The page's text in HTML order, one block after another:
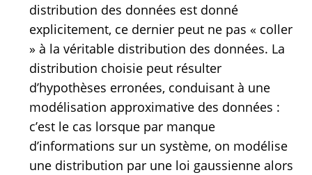
distribution des données est donné
explicitement, ce dernier peut ne pas « coller
» à la véritable distribution des données. La
distribution choisie peut résulter
d’hypothèses erronées, conduisant à une
modélisation approximative des données :
c’est le cas lorsque par manque
d’informations sur un système, on modélise
une distribution par une loi gaussienne alors